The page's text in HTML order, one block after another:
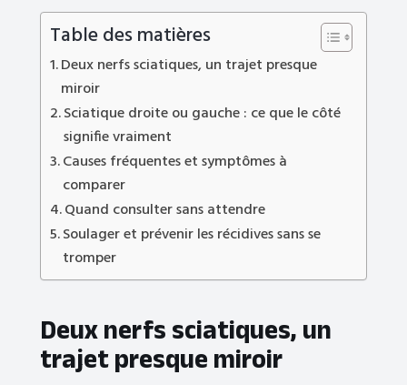
Table des matières
Deux nerfs sciatiques, un trajet presque
miroir
Sciatique droite ou gauche : ce que le côté
signifie vraiment
Causes fréquentes et symptômes à
comparer
Quand consulter sans attendre
Soulager et prévenir les récidives sans se
tromper
Deux nerfs sciatiques, un
trajet presque miroir